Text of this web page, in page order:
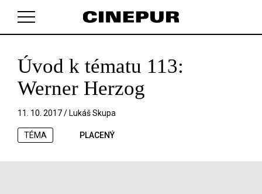
V košíku zatím nemáte žádné položky.
Úvod k tématu 113:
Werner Herzog
11. 10. 2017 / Lukáš Skupa
TÉMA PLACENÝ